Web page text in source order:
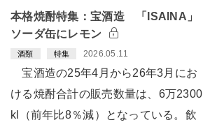
本格焼酎特集：宝酒造 「ISAINA」
ソーダ缶にレモン
酒類 特集 2026.05.11
宝酒造の25年4月から26年3月にお
ける焼酎合計の販売数量は、6万2300
kl（前年比8％減）となっている。飲